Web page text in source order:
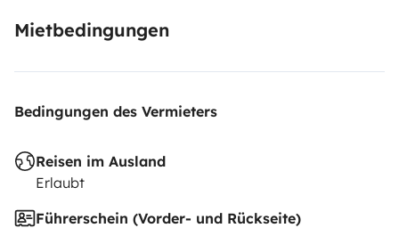
Mietbedingungen
Bedingungen des Vermieters
Reisen im Ausland
Erlaubt
Führerschein (Vorder- und Rückseite)